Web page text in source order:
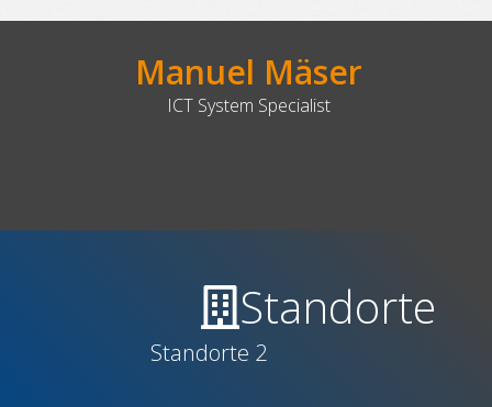
Manuel Mäser
ICT System Specialist
Standorte
Standorte 2